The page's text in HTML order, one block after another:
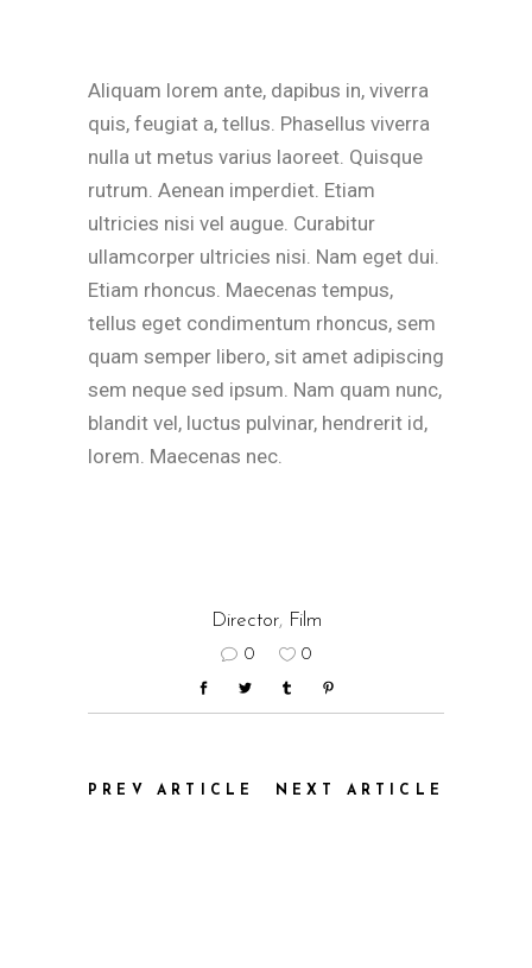
Aliquam lorem ante, dapibus in, viverra
quis, feugiat a, tellus. Phasellus viverra
nulla ut metus varius laoreet. Quisque
rutrum. Aenean imperdiet. Etiam
ultricies nisi vel augue. Curabitur
ullamcorper ultricies nisi. Nam eget dui.
Etiam rhoncus. Maecenas tempus,
tellus eget condimentum rhoncus, sem
quam semper libero, sit amet adipiscing
sem neque sed ipsum. Nam quam nunc,
blandit vel, luctus pulvinar, hendrerit id,
lorem. Maecenas nec.
Director, Film
0 0
PREV ARTICLE NEXT ARTICLE